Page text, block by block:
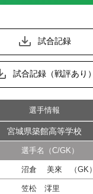
試合記録
試合記録（戦評あり）
選手情報
宮城県築館高等学校
選手名（C/GK）
沼倉 美來 （GK）
笠松 澪里